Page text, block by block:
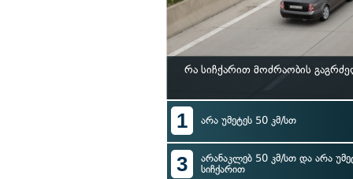
რა სიჩქარით მოძრაობის
1 არა უმეტეს 50 კმ/სთ
3
არანაკლებ 50 კმ/სთ და არა
სიჩქარით